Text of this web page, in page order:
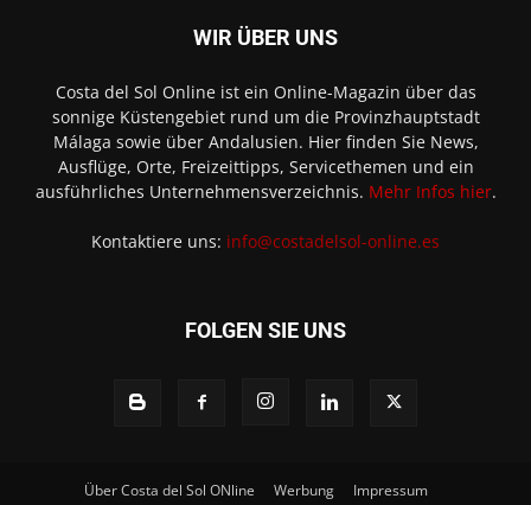
WIR ÜBER UNS
Costa del Sol Online ist ein Online-Magazin über das
sonnige Küstengebiet rund um die Provinzhauptstadt
Málaga sowie über Andalusien. Hier finden Sie News,
Ausflüge, Orte, Freizeittipps, Servicethemen und ein
ausführliches Unternehmensverzeichnis. Mehr Infos hier.
Kontaktiere uns: info@costadelsol-online.es
FOLGEN SIE UNS
Über Costa del Sol ONline Werbung Impressum